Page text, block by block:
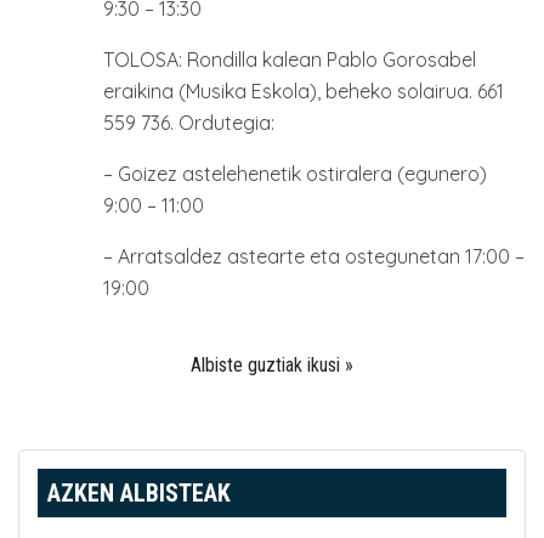
9:30 – 13:30
TOLOSA: Rondilla kalean Pablo Gorosabel
eraikina (Musika Eskola), beheko solairua. 661
559 736. Ordutegia:
– Goizez astelehenetik ostiralera (egunero)
9:00 – 11:00
– Arratsaldez astearte eta ostegunetan 17:00 –
19:00
Albiste guztiak ikusi »
AZKEN ALBISTEAK